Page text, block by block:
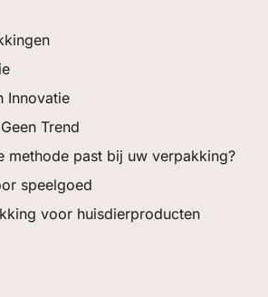
Innovatie
Trend
past bij uw verpakking?
speelgoed
voor huisdierproducten